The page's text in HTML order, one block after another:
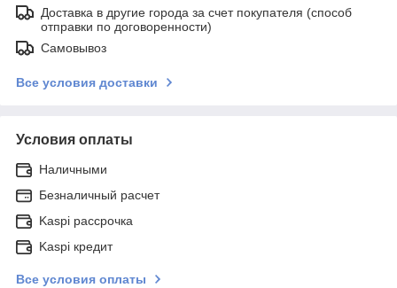
Доставка в другие города за счет покупателя (способ
отправки по договоренности)
Самовывоз
Все условия доставки
Условия оплаты
Наличными
Безналичный расчет
Kaspi рассрочка
Kaspi кредит
Все условия оплаты